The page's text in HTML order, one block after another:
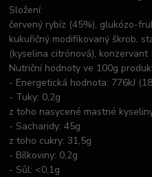
Složení:
červený rybíz (45%), glukózo-
kukuřičný modifikovaný škrob,
(kyselina citrónová), konzervant
Nutriční hodnoty ve 100g
- Energetická hodnota: 776kJ
- Tuky: 0,2g
z toho nasycené mastné
- Sacharidy: 45g
z toho cukry: 31,5g
- Bílkoviny: 0,2g
- Sůl: <0,1g